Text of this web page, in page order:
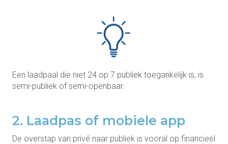
Een laadpaal die niet 24 op 7 publiek toegankelijk is, is
semi-publiek of semi-openbaar.
2. Laadpas of mobiele app
De overstap van privé naar publiek is vooral op financieel